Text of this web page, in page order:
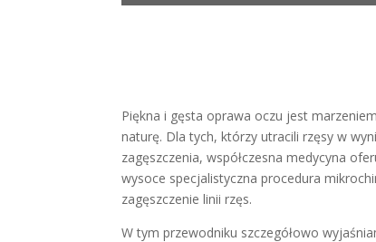
Piękna i gęsta oprawa oczu jest
naturę. Dla tych, którzy utracili rzęsy w
zagęszczenia, współczesna medycyna
wysoce specjalistyczna procedura
zagęszczenie linii rzęs.
W tym przewodniku szczegółowo